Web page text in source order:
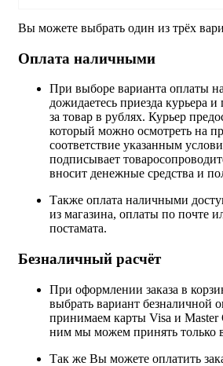
Вы можете выбрать один из трёх
Оплата наличными
При выборе варианта оплаты
дожидаетесь приезда курьера
за товар в рублях. Курьер
который можно осмотреть на
соответствие указанным
подписывает
вносит денежные средства и
Также оплата наличными
из магазина, оплаты по почте
постамата.
Безналичный расчёт
При оформлении заказа в
выбрать вариант безналичной
принимаем карты Visa и Master
ним мы можем принять только
Так же Вы можете оплатить